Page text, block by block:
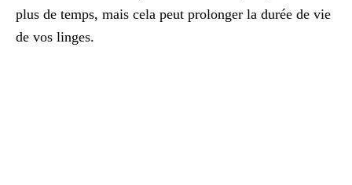
plus de temps, mais cela peut prolonger la durée de vie
de vos linges.